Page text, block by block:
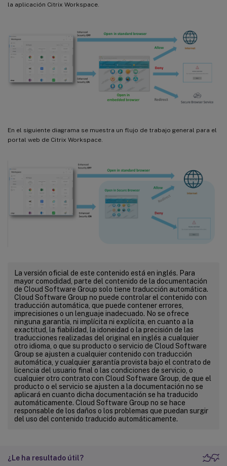
la aplicación Citrix Workspace.
En el siguiente diagrama se muestra un flujo de trabajo general para el
portal web de Citrix Workspace.
La versión oficial de este contenido está en inglés. Para
mayor comodidad, parte del contenido de la documentación
de Cloud Software Group solo tiene traducción automática.
Cloud Software Group no puede controlar el contenido con
traducción automática, que puede contener errores,
imprecisiones o un lenguaje inadecuado. No se ofrece
ninguna garantía, ni implícita ni explícita, en cuanto a la
exactitud, la fiabilidad, la idoneidad o la precisión de las
traducciones realizadas del original en inglés a cualquier
otro idioma, o que su producto o servicio de Cloud Software
Group se ajusten a cualquier contenido con traducción
automática, y cualquier garantía provista bajo el contrato de
licencia del usuario final o las condiciones de servicio, o
cualquier otro contrato con Cloud Software Group, de que el
producto o el servicio se ajusten a la documentación no se
aplicará en cuanto dicha documentación se ha traducido
automáticamente. Cloud Software Group no se hace
responsable de los daños o los problemas que puedan surgir
del uso del contenido traducido automáticamente.
¿Le ha resultado útil?